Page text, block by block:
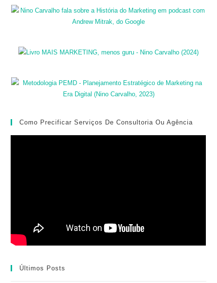
Como Precificar Serviços De Consultoria Ou Agência
Últimos Posts